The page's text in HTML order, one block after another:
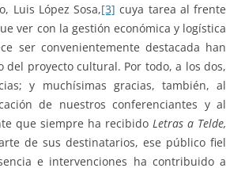
Luis López Sosa,[3] cuya tarea al frente
ver con la gestión económica y logística
ser convenientemente destacada han
del proyecto cultural. Por todo, a los dos,
y muchísimas gracias, también, al
de nuestros conferenciantes y al
que siempre ha recibido Letras a Telde,
de sus destinatarios, ese público fiel
e intervenciones ha contribuido a